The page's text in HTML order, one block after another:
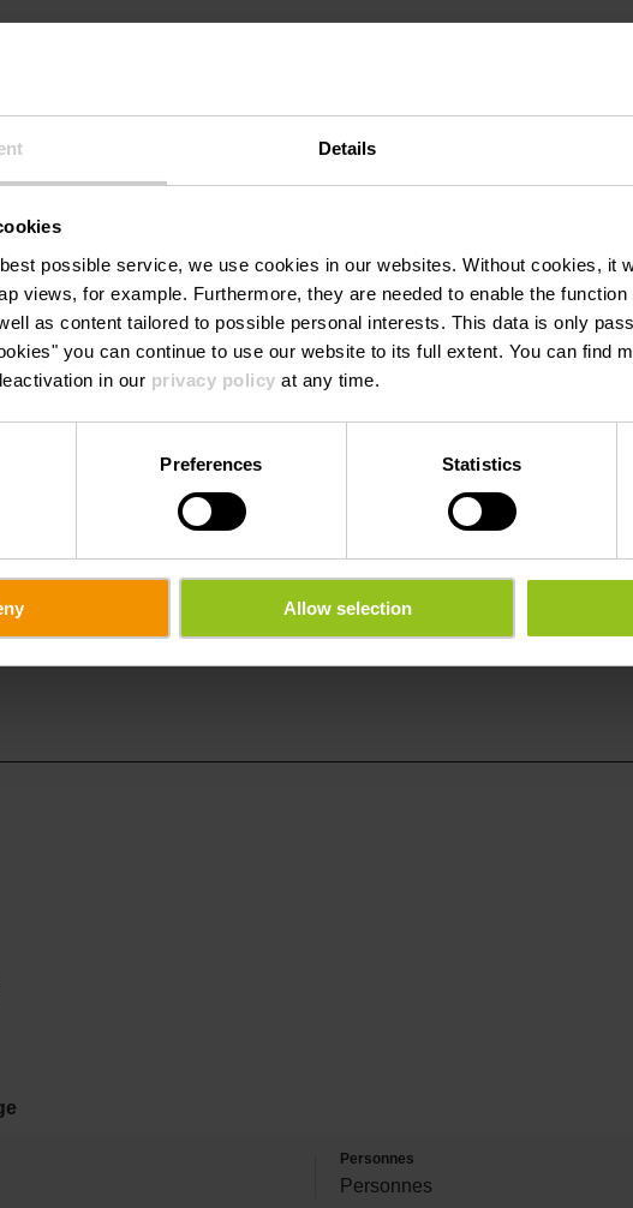
Details
possible service, we use cookies in our websites. Without cookies, it
views, for example. Furthermore, they are needed to enable the
as content tailored to possible personal interests. This data is only
you can continue to use our website to its full extent. You can find
in our privacy policy at any time.
Preferences Statistics
Allow selection
Tél. :
+352 92 10 32
E-mail:
Personnes